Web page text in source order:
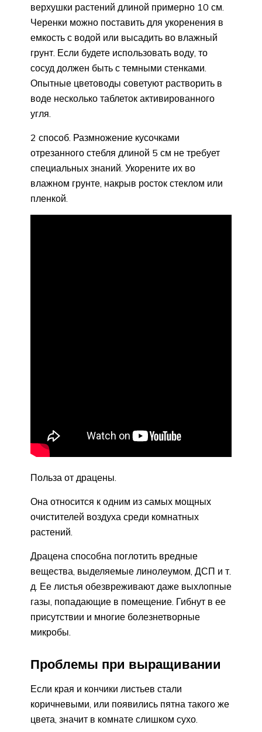
верхушки растений длиной примерно 10 см.
Черенки можно поставить для укоренения в
емкость с водой или высадить во влажный
грунт. Если будете использовать воду, то
сосуд должен быть с темными стенками.
Опытные цветоводы советуют растворить в
воде несколько таблеток активированного
угля.
2 способ. Размножение кусочками
отрезанного стебля длиной 5 см не требует
специальных знаний. Укорените их во
влажном грунте, накрыв росток стеклом или
пленкой.
Польза от драцены.
Она относится к одним из самых мощных
очистителей воздуха среди комнатных
растений.
Драцена способна поглотить вредные
вещества, выделяемые линолеумом, ДСП и т.
д. Ее листья обезвреживают даже выхлопные
газы, попадающие в помещение. Гибнут в ее
присутствии и многие болезнетворные
микробы.
Проблемы при выращивании
Если края и кончики листьев стали
коричневыми, или появились пятна такого же
цвета, значит в комнате слишком сухо.